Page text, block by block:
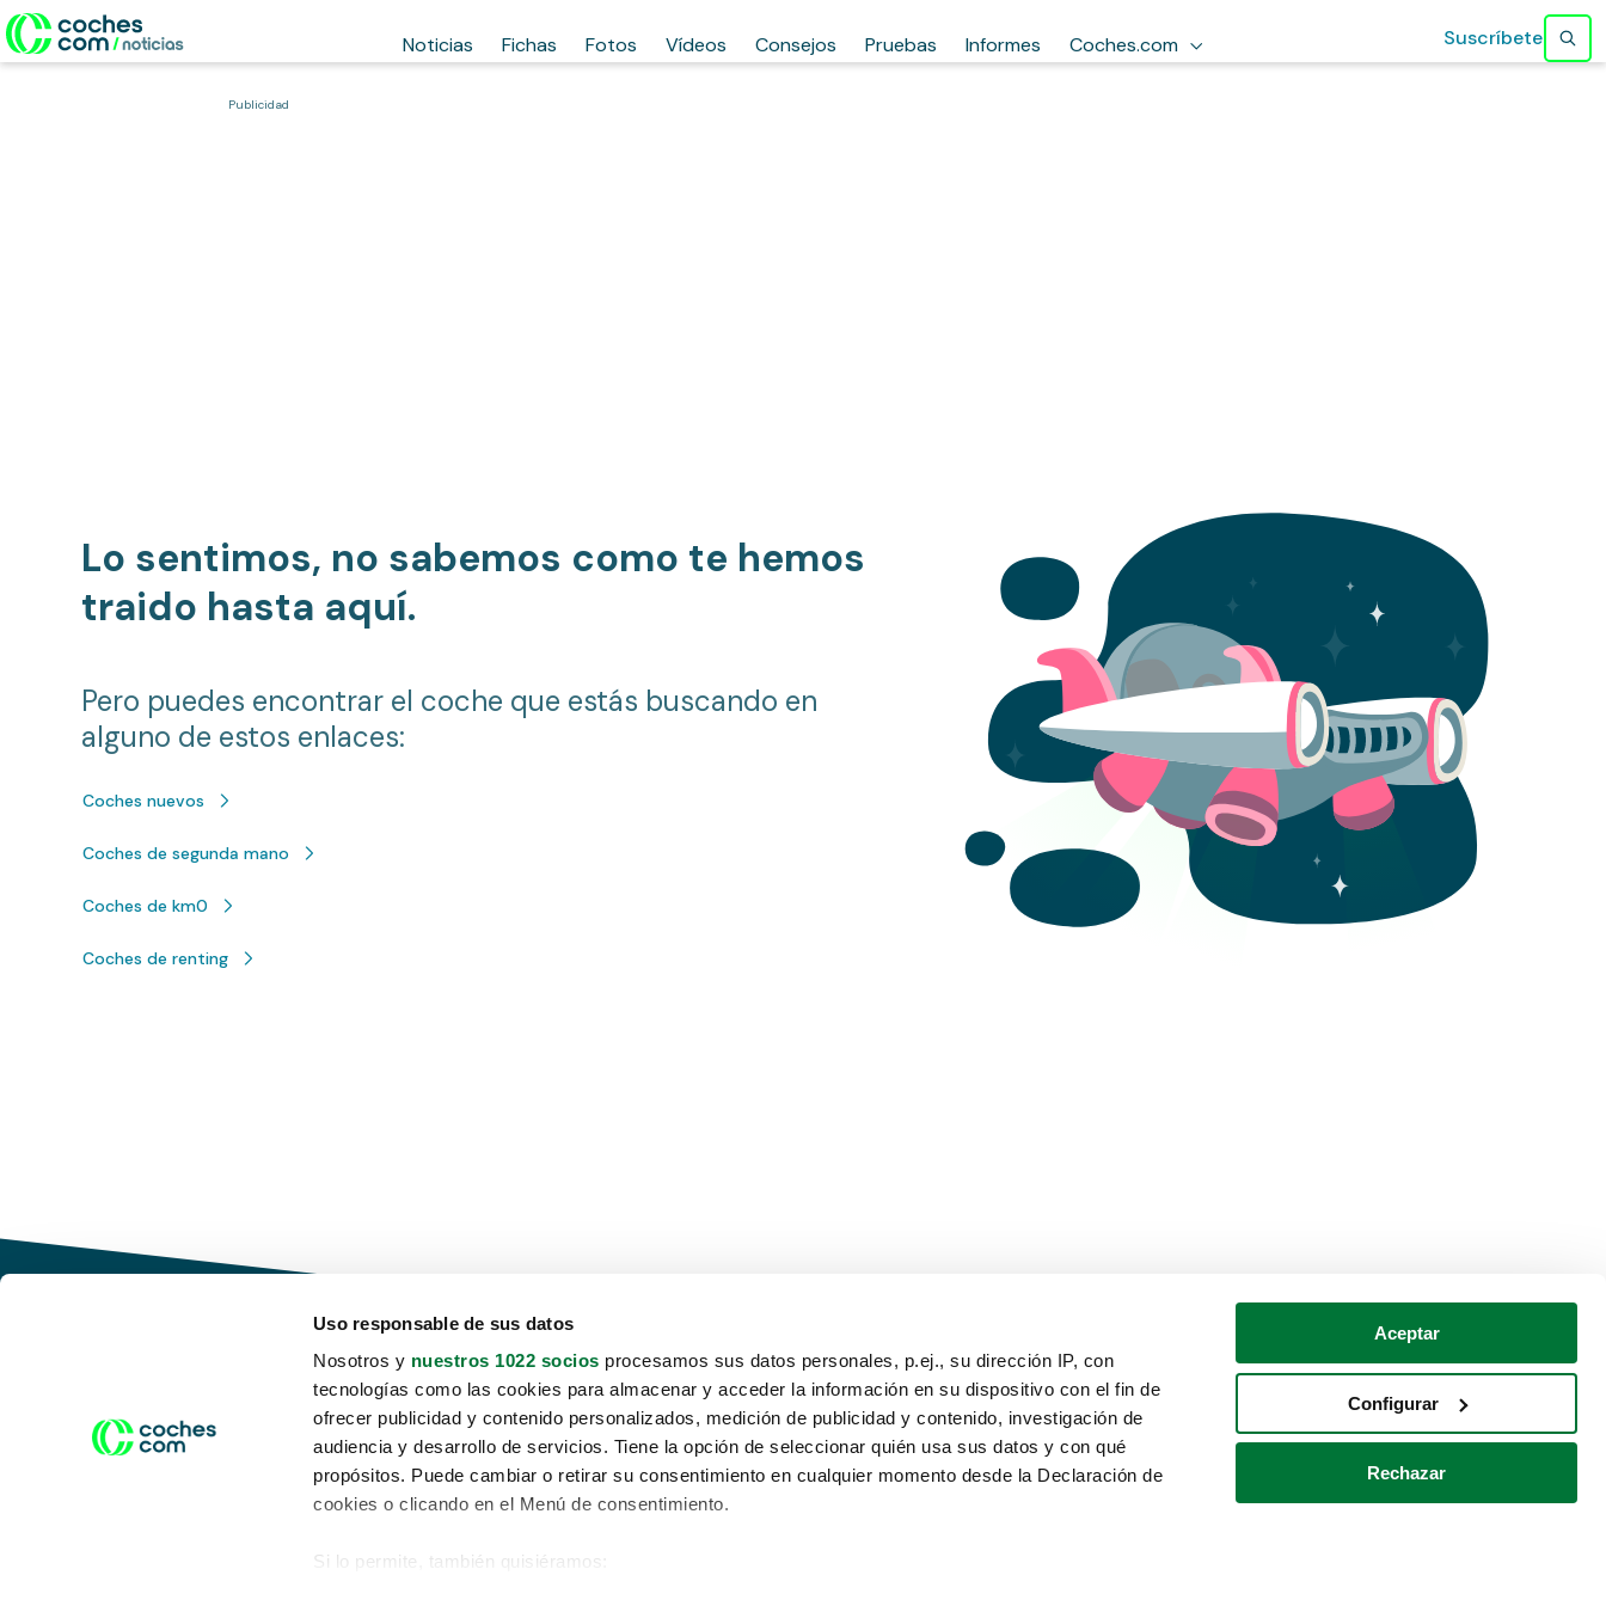
Uso responsable de sus datos
Nosotros y nuestros 1022 socios procesamos sus datos personales, p.ej., su dirección IP, con
tecnologías como las cookies para almacenar y acceder la información en su dispositivo con el fin de
ofrecer publicidad y contenido personalizados, medición de publicidad y contenido, investigación de
audiencia y desarrollo de servicios. Tiene la opción de seleccionar quién usa sus datos y con qué
propósitos. Puede cambiar o retirar su consentimiento en cualquier momento desde la Declaración de
cookies o clicando en el Menú de consentimiento.
Si lo permite, también quisiéramos:
Aceptar
Configurar
Rechazar
Noticias Fichas Fotos Vídeos Consejos Pruebas Informes Coches.com Suscríbete
Publicidad
Lo sentimos, no sabemos como te hemos
traido hasta aquí.
Pero puedes encontrar el coche que estás buscando en
alguno de estos enlaces:
Coches nuevos
Coches de segunda mano
Coches de km0
Coches de renting
Conduce tu futuro,
desata tu movilidad